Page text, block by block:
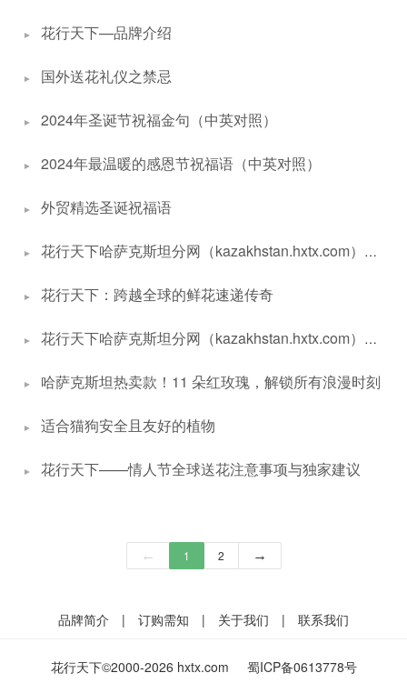
花行天下—品牌介绍
国外送花礼仪之禁忌
2024年圣诞节祝福金句（中英对照）
2024年最温暖的感恩节祝福语（中英对照）
外贸精选圣诞祝福语
花行天下哈萨克斯坦分网（kazakhstan.hxtx.com）订购需知
花行天下：跨越全球的鲜花速递传奇
花行天下哈萨克斯坦分网（kazakhstan.hxtx.com）简介
哈萨克斯坦热卖款！11 朵红玫瑰，解锁所有浪漫时刻
适合猫狗安全且友好的植物
花行天下——情人节全球送花注意事项与独家建议
← 1 2 →
品牌简介 | 订购需知 | 关于我们 | 联系我们
花行天下©2000-2026 hxtx.com 蜀ICP备0613778号